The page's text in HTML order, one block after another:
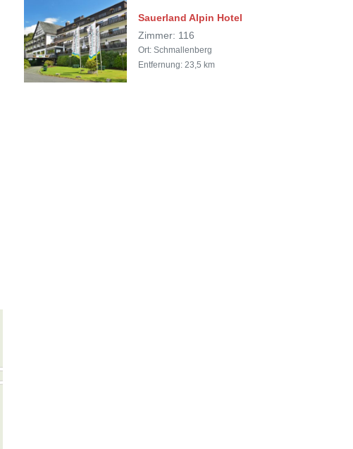
Sauerland Alpin Hotel
Zimmer: 116
Ort: Schmallenberg
Entfernung: 23,5 km